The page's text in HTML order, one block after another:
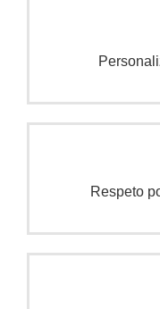
Respeto